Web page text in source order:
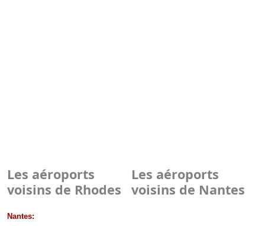
Les aéroports
voisins de Rhodes
Les aéroports
voisins de Nantes
Nantes: